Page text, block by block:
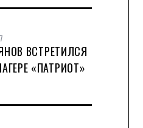
ВСТРЕТИЛСЯ
«ПАТРИОТ»